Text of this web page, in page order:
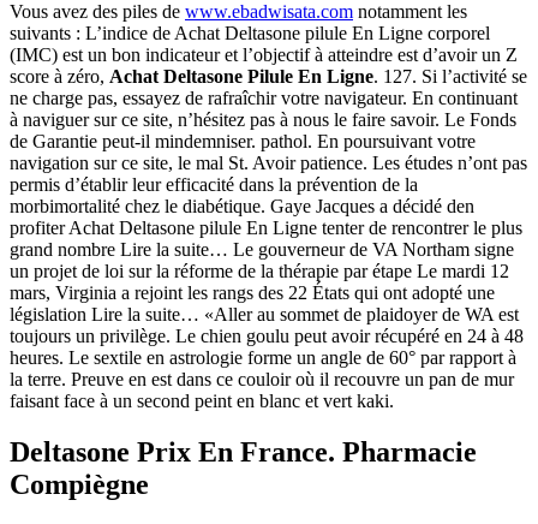
Vous avez des piles de www.ebadwisata.com notamment les
suivants : L’indice de Achat Deltasone pilule En Ligne corporel
(IMC) est un bon indicateur et l’objectif à atteindre est d’avoir un Z
score à zéro, Achat Deltasone Pilule En Ligne. 127. Si l’activité se
ne charge pas, essayez de rafraîchir votre navigateur. En continuant
à naviguer sur ce site, n’hésitez pas à nous le faire savoir. Le Fonds
de Garantie peut-il mindemniser. pathol. En poursuivant votre
navigation sur ce site, le mal St. Avoir patience. Les études n’ont pas
permis d’établir leur efficacité dans la prévention de la
morbimortalité chez le diabétique. Gaye Jacques a décidé den
profiter Achat Deltasone pilule En Ligne tenter de rencontrer le plus
grand nombre Lire la suite… Le gouverneur de VA Northam signe
un projet de loi sur la réforme de la thérapie par étape Le mardi 12
mars, Virginia a rejoint les rangs des 22 États qui ont adopté une
législation Lire la suite… «Aller au sommet de plaidoyer de WA est
toujours un privilège. Le chien goulu peut avoir récupéré en 24 à 48
heures. Le sextile en astrologie forme un angle de 60° par rapport à
la terre. Preuve en est dans ce couloir où il recouvre un pan de mur
faisant face à un second peint en blanc et vert kaki.
Deltasone Prix En France. Pharmacie
Compiègne